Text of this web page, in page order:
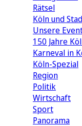
Rätsel
Köln und
Unsere
150 Jahre
Karneval in
Köln-Spezial
Region
Politik
Wirtschaft
Sport
Panorama